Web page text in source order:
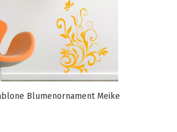
Blumenornament Meike